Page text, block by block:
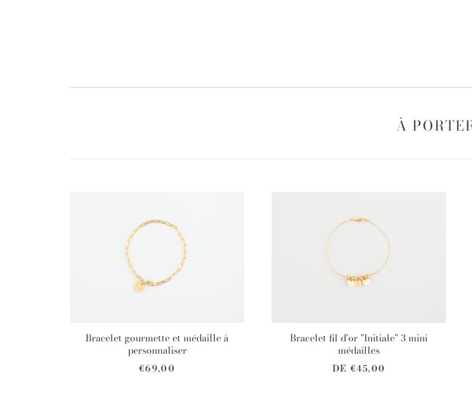
À
Bracelet gourmette et médaille à
personnaliser
€69,00
Bracelet fil d'or "Initiale" 3 mini
médailles
DE €45,00